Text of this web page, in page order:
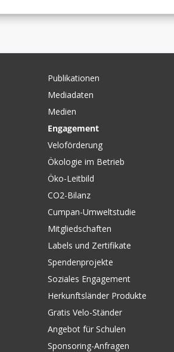
Publikationen
Mediadaten
Medien
Engagement
Veloförderung
Ökologie im Betrieb
Öko-Leitbild
CO2-Bilanz
Cumpan-Umweltstudie
Mitgliedschaften
Labels und Zertifikate
Spendenprojekte
Soziales Engagement
Herkunftsländer Produkte
Gratis Velo-Ständer
Angebot für Schulen
Sponsoring-Anfragen